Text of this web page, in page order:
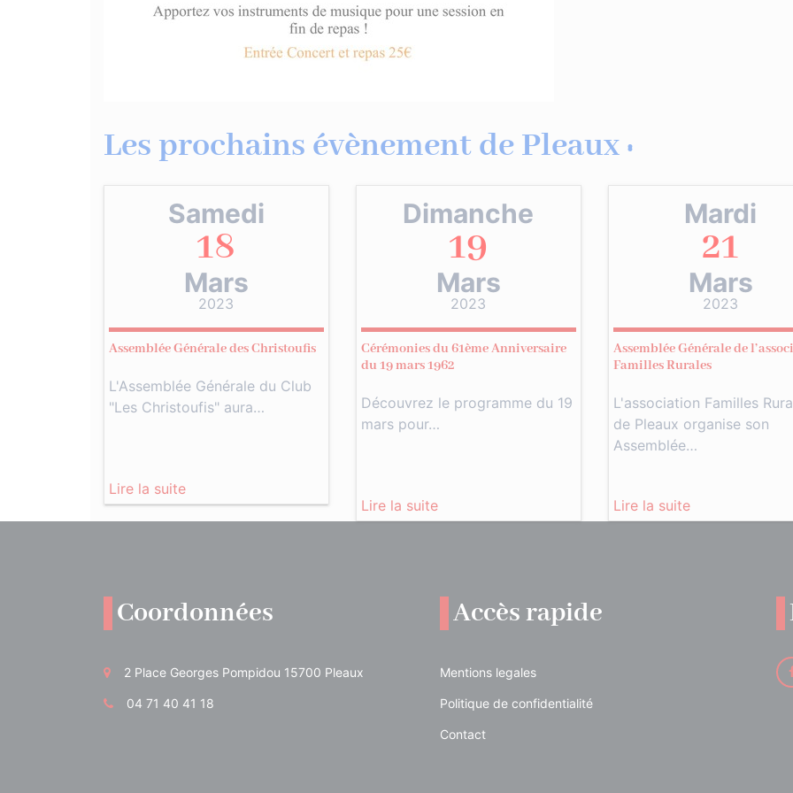
Les prochains évènement de Pleaux :
Samedi
18
Mars
2023
Assemblée Générale des Christoufis
L'Assemblée Générale du Club
"Les Christoufis" aura…
Lire la suite
Dimanche
19
Mars
2023
Cérémonies du 61ème Anniversaire
du 19 mars 1962
Découvrez le programme du 19
mars pour…
Lire la suite
Mardi
21
Mars
2023
Assemblée Générale de
Familles Rurales
L'association Familles
de Pleaux organise son
Assemblée…
Lire la suite
Coordonnées
2 Place Georges Pompidou 15700 Pleaux
04 71 40 41 18
Accès rapide
Mentions legales
Politique de confidentialité
Contact